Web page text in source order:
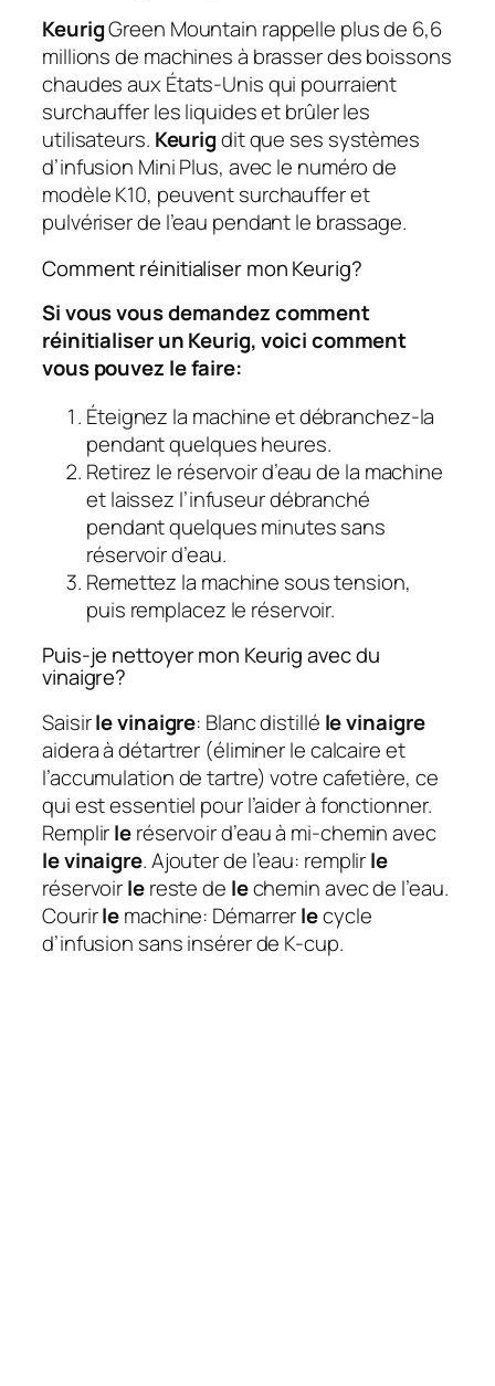
KeurigGreen Mountain rappelle plus de 6,6
millions de machines à brasser des boissons
chaudes aux États-Unis qui pourraient
surchauffer les liquides et brûler les
utilisateurs. Keurigdit que ses systèmes
d’infusion Mini Plus, avec le numéro de
modèle K10, peuvent surchauffer et
pulvériser de l’eau pendant le brassage.
Comment réinitialiser mon Keurig?
Si vous vous demandez comment
réinitialiser un Keurig, voici comment
vous pouvez le faire:
Éteignez la machine et débranchez-la
pendant quelques heures.
Retirez le réservoir d’eau de la machine
et laissez l’infuseur débranché
pendant quelques minutes sans
réservoir d’eau.
Remettez la machine sous tension,
puis remplacez le réservoir.
Puis-je nettoyer mon Keurig avec du
vinaigre?
Saisirle vinaigre: Blanc distillé le vinaigre
aidera à détartrer (éliminer le calcaire et
l’accumulation de tartre) votre cafetière, ce
qui est essentiel pour l’aider à fonctionner.
Remplirleréservoir d’eau à mi-chemin avec
le vinaigre. Ajouter de l’eau: remplirle
réservoirlereste de lechemin avec de l’eau.
Courirlemachine: Démarrerlecycle
d’infusion sans insérer de K-cup.